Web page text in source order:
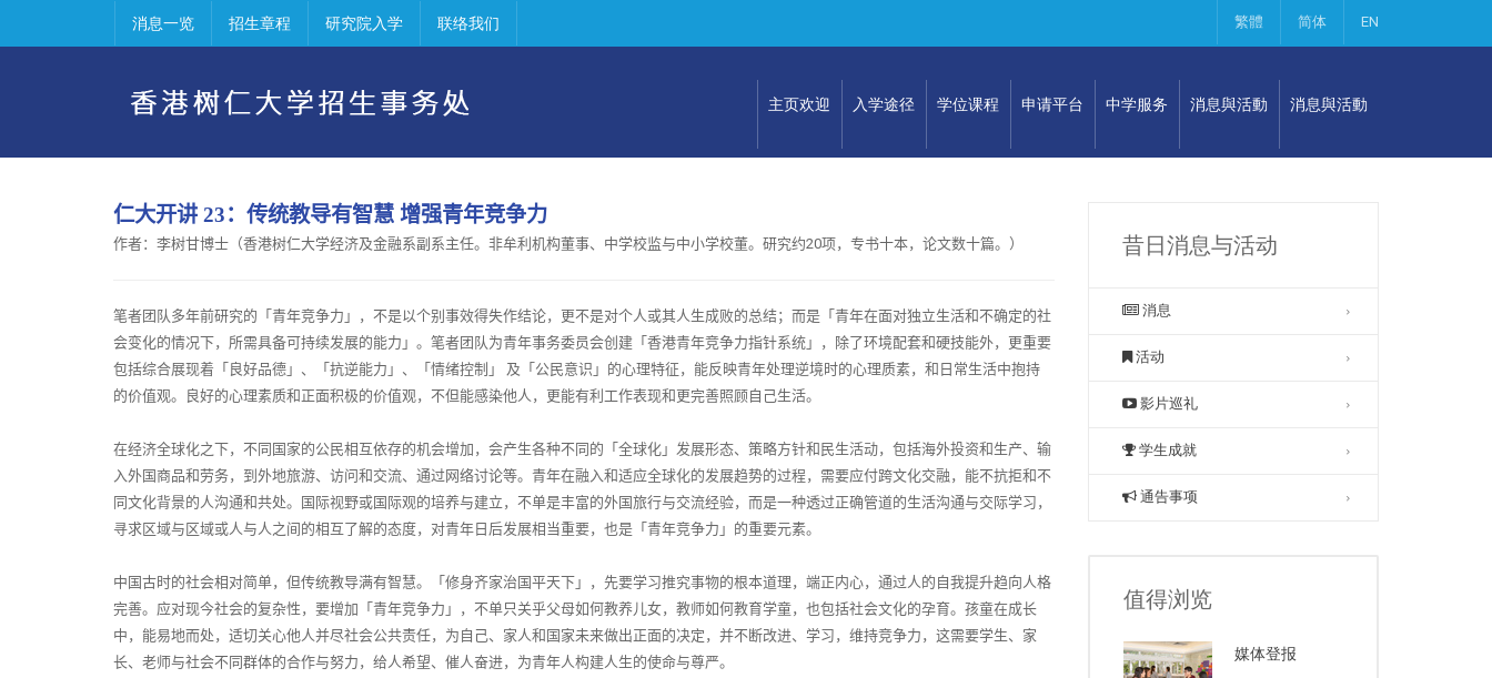
消息一览 招生章程 研究院入学 联络我们 繁體 简体 EN
主页欢迎 入学途径 学位课程 申请平台 中学服务 消息與活動 消息與活動
仁大开讲 23： 传统教导有智慧 增强青年竞争力
作者： 李树甘博士（香港树仁大学经济及金融系副系主任。非牟利机构董事、中学校监与中小学校董。研究约20项，专书十本，论文数十篇。）
笔者团队多年前研究的「青年竞争力」，不是以个别事效得失作结论，更不是对个人或其人生成败的总结；而是「青年在面对独立生活和不确定的社
会变化的情况下，所需具备可持续发展的能力」。笔者团队为青年事务委员会创建「香港青年竞争力指针系统」，除了环境配套和硬技能外，更重要
包括综合展现着「良好品德」、「抗逆能力」、「情绪控制」
及「公民意识」的心理特征，能反映青年处理逆境时的心理质素，和日常生活中抱持
的价值观。良好的心理素质和正面积极的价值观，不但能感染他人，更能有利工作表现和更完善照顾自己生活。
在经济全球化之下，不同国家的公民相互依存的机会增加，会产生各种不同的「全球化」发展形态、策略方针和民生活动，包括海外投资和生产、输
入外国商品和劳务，到外地旅游、访问和交流、通过网络讨论等。青年在融入和适应全球化的发展趋势的过程，需要应付跨文化交融，能不抗拒和不
同文化背景的人沟通和共处。国际视野或国际观的培养与建立，不单是丰富的外国旅行与交流经验，而是一种透过正确管道的生活沟通与交际学习，
寻求区域与区域或人与人之间的相互了解的态度，对青年日后发展相当重要，也是「青年竞争力」的重要元素。
中国古时的社会相对简单，但传统教导满有智慧。「修身齐家治国平天下」，先要学习推究事物的根本道理，端正内心，通过人的自我提升趋向人格
完善。应对现今社会的复杂性，要增加「青年竞争力」，不单只关乎父母如何教养儿女，教师如何教育学童，也包括社会文化的孕育。孩童在成长
中，能易地而处，适切关心他人并尽社会公共责任，为自己、家人和国家未来做出正面的决定，并不断改进、学习，维持竞争力，这需要学生、家
长、老师与社会不同群体的合作与努力，给人希望、催人奋进，为青年人构建人生的使命与尊严。
昔日消息与活动
消息
活动
影片巡礼
学生成就
通告事项
值得浏览
媒体登报